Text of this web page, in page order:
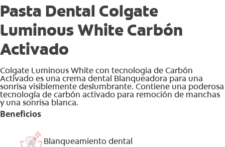
Pasta Dental Colgate
Luminous White Carbón
Activado
Colgate Luminous White con tecnologia de Carbón
Activado es una crema dental Blanqueadora para una
sonrisa visiblemente deslumbrante. Contiene una poderosa
tecnología de carbón activado para remoción de manchas
y una sonrisa blanca.
Beneficios
Blanqueamiento dental